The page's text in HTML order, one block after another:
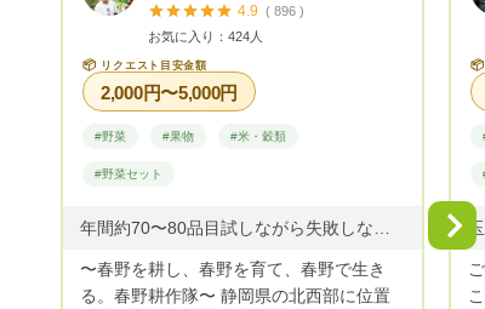
4.9 ( 896 )
お気に入り：424人
📦 リクエスト目安金額
2,000円〜5,000円
#野菜 #果物 #米・穀類
#野菜セット
〜春野を耕し、春野を育て、春野で生き
る。春野耕作隊〜 静岡県の北西部に位置
📦
Next